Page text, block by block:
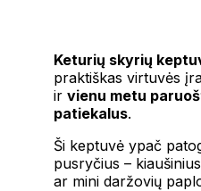
Keturių skyrių
praktiškas virtuvės
ir vienu metu
patiekalus.
Ši keptuvė ypač
pusryčius –
ar mini daržovių